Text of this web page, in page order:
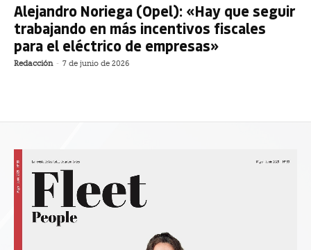
Alejandro Noriega (Opel): «Hay que seguir
trabajando en más incentivos fiscales
para el eléctrico de empresas»
Redacción - 7 de junio de 2026